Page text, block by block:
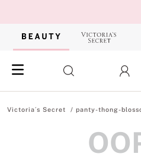
panty-thong-